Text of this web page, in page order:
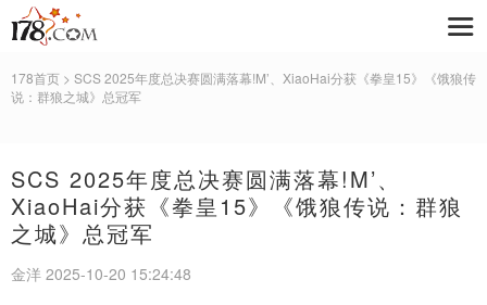
178首页 > SCS 2025年度总决赛圆满落幕!M’、XiaoHai分获《拳皇15》《饿狼传
说：群狼之城》总冠军
SCS 2025年度总决赛圆满落幕!M’、
XiaoHai分获《拳皇15》《饿狼传说：群狼
之城》总冠军
金洋 2025-10-20 15:24:48